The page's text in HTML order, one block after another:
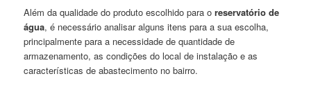
Além da qualidade do produto escolhido para oreservatório de
água, é necessário analisar alguns itens para a sua escolha,
principalmente para a necessidade de quantidade de
armazenamento, as condições do local de instalação e as
características de abastecimento no bairro.